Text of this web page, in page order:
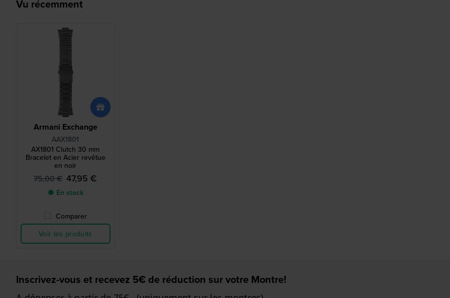
Vu récemment
Armani Exchange
AAX1801
AX1801 Clutch 30 mm
Bracelet en Acier revêtue
en noir
75,00 € 47,95 €
● En stock
Comparer
Voir les produits
Inscrivez-vous et recevez 5€ de réduction sur votre Montre!